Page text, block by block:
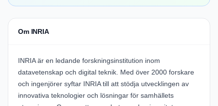
Om INRIA
INRIA är en ledande forskningsinstitution inom
datavetenskap och digital teknik. Med över 2000 forskare
och ingenjörer syftar INRIA till att stödja utvecklingen av
innovativa teknologier och lösningar för samhällets